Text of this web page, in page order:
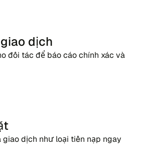
dịch
đối tác để báo cáo chính xác và
dịch như loại tiền nạp ngay